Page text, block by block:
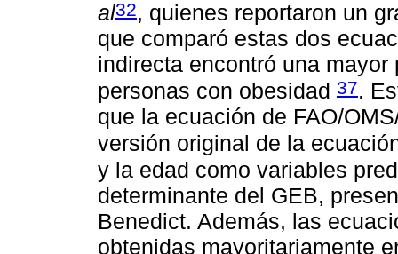
al32, quienes reportaron un
que comparó estas dos
indirecta encontró una
personas con obesidad 37.
que la ecuación de FAO/
versión original de la
y la edad como variables
determinante del GEB,
Benedict. Además, las
obtenidas mayoritariamente